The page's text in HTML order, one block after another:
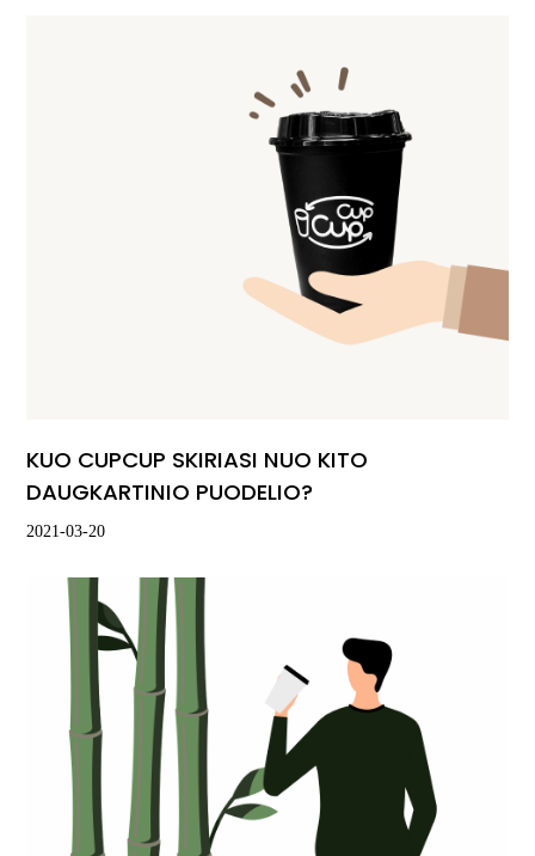
KUO CUPCUP SKIRIASI NUO KITO
DAUGKARTINIO PUODELIO?
2021-03-20